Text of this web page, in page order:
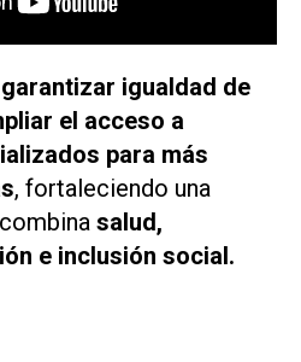
igualdad de
el acceso a
para más
, fortaleciendo una
salud,
e inclusión social.